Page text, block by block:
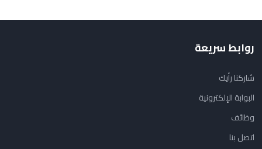
روابط سريعة
شاركنا رأيك
البوابة الإلكترونية
وظائف
اتصل بنا